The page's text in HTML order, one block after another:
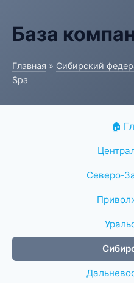
База
Главная » Сибирский
Spa
🏠
Северо-